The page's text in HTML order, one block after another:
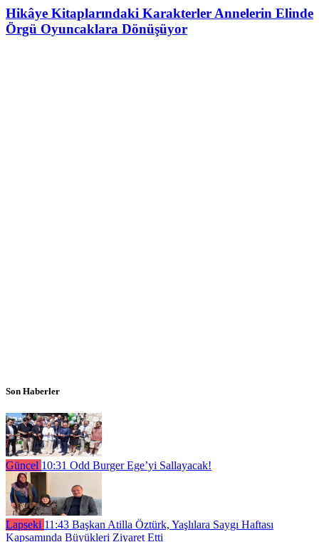
Hikâye Kitaplarındaki Karakterler Annelerin Elinde
Örgü Oyuncaklara Dönüşüyor
Son Haberler
Güncel 10:31 Odd Burger Ege’yi Sallayacak!
Lapseki 11:43 Başkan Atilla Öztürk, Yaşlılara Saygı Haftası
Kapsamında Büyükleri Ziyaret Etti